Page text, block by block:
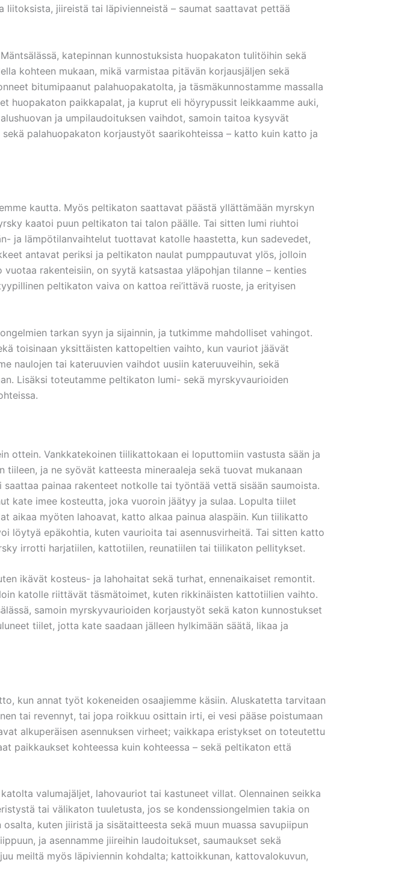
jiireistä tai läpivienneistä – saumat saattavat pettää
katepinnan kunnostuksista huopakaton tulitöihin sekä
kohteen mukaan, mikä varmistaa pitävän korjausjäljen sekä
bitumipaanut palahuopakatolta, ja täsmäkunnostamme massalla
huopakaton paikkapalat, ja kuprut eli höyrypussit leikkaamme auki,
ja umpilaudoituksen vaihdot, samoin taitoa kysyvät
palahuopakaton korjaustyöt saarikohteissa – katto kuin katto ja
kautta. Myös peltikaton saattavat päästä yllättämään myrskyn
kaatoi puun peltikaton tai talon päälle. Tai sitten lumi riuhtoi
ja lämpötilanvaihtelut tuottavat katolle haastetta, kun sadevedet,
antavat periksi ja peltikaton naulat pumppautuvat ylös, jolloin
rakenteisiin, on syytä katsastaa yläpohjan tilanne – kenties
peltikaton vaiva on kattoa rei’ittävä ruoste, ja erityisen
tarkan syyn ja sijainnin, ja tutkimme mahdolliset vahingot.
toisinaan yksittäisten kattopeltien vaihto, kun vauriot jäävät
naulojen tai kateruuvien vaihdot uusiin kateruuveihin, sekä
Lisäksi toteutamme peltikaton lumi- sekä myrskyvaurioiden
ottein. Vankkatekoinen tiilikattokaan ei loputtomiin vastusta sään ja
ja ne syövät katteesta mineraaleja sekä tuovat mukanaan
painaa rakenteet notkolle tai työntää vettä sisään saumoista.
kate imee kosteutta, joka vuoroin jäätyy ja sulaa. Lopulta tiilet
aikaa myöten lahoavat, katto alkaa painua alaspäin. Kun tiilikatto
löytyä epäkohtia, kuten vaurioita tai asennusvirheitä. Tai sitten katto
irrotti harjatiilen, kattotiilen, reunatiilen tai tiilikaton pellitykset.
ikävät kosteus- ja lahohaitat sekä turhat, ennenaikaiset remontit.
katolle riittävät täsmätoimet, kuten rikkinäisten kattotiilien vaihto.
samoin myrskyvaurioiden korjaustyöt sekä katon kunnostukset
tiilet, jotta kate saadaan jälleen hylkimään säätä, likaa ja
kun annat työt kokeneiden osaajiemme käsiin. Aluskatetta tarvitaan
tai revennyt, tai jopa roikkuu osittain irti, ei vesi pääse poistumaan
alkuperäisen asennuksen virheet; vaikkapa eristykset on toteutettu
paikkaukset kohteessa kuin kohteessa – sekä peltikaton että
valumajäljet, lahovauriot tai kastuneet villat. Olennainen seikka
tai välikaton tuuletusta, jos se kondenssiongelmien takia on
kuten jiiristä ja sisätaitteesta sekä muun muassa savupiipun
ja asennamme jiireihin laudoitukset, saumaukset sekä
meiltä myös läpiviennin kohdalta; kattoikkunan, kattovalokuvun,